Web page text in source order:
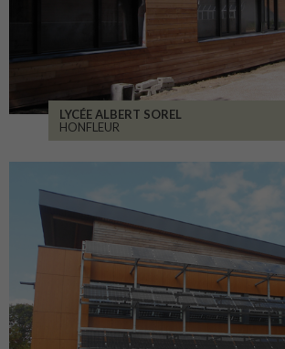
LYCÉE ALBERT SOREL
HONFLEUR